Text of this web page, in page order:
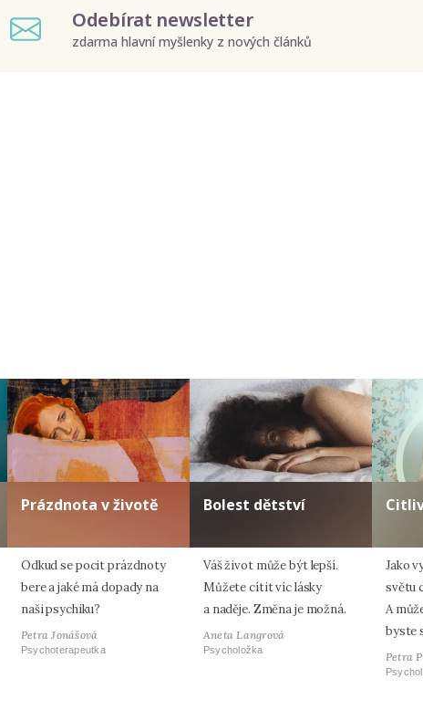
Odebírat newsletter
zdarma hlavní myšlenky z nových článků
Prázdnota v životě
Odkud se pocit prázdnoty
bere a jaké má dopady na
naši psychiku?
Petra Jonášová
Psychoterapeutka
Bolest dětství
Váš život může být lepší.
Můžete cítit víc lásky
a naděje. Změna je možná.
Aneta Langrová
Psycholožka
Jako
světu
A
byste
Petra